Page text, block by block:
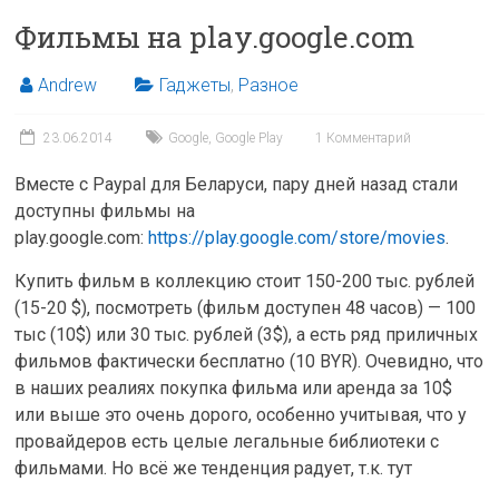
Фильмы на play.google.com
Andrew Гаджеты, Разное
23.06.2014 Google, Google Play 1 Комментарий
Вместе с Paypal для Беларуси, пару дней назад стали
доступны фильмы на
play.google.com: https://play.google.com/store/movies.
Купить фильм в коллекцию стоит 150-200 тыс. рублей
(15-20 $), посмотреть (фильм доступен 48 часов) — 100
тыс (10$) или 30 тыс. рублей (3$), а есть ряд приличных
фильмов фактически бесплатно (10 BYR). Очевидно, что
в наших реалиях покупка фильма или аренда за 10$
или выше это очень дорого, особенно учитывая, что у
провайдеров есть целые легальные библиотеки с
фильмами. Но всё же тенденция радует, т.к. тут